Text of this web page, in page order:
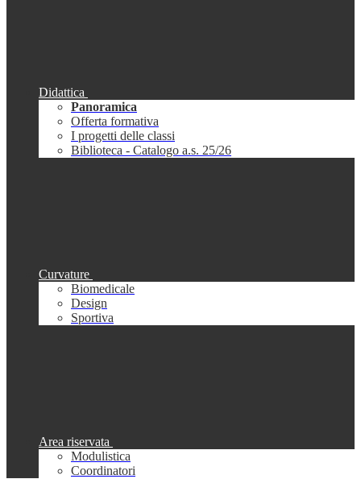
Didattica
Panoramica
Offerta formativa
I progetti delle classi
Biblioteca - Catalogo a.s. 25/26
Curvature
Biomedicale
Design
Sportiva
Area riservata
Modulistica
Coordinatori